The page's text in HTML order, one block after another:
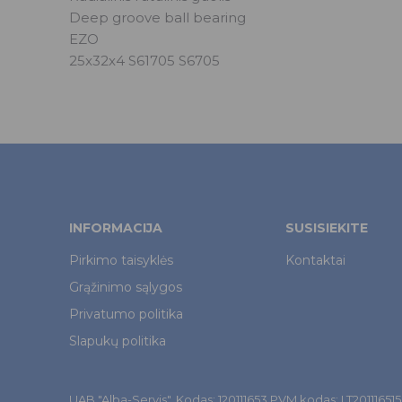
Deep groove ball bearing
EZO
25x32x4 S61705 S6705
INFORMACIJA
Pirkimo taisyklės
Grąžinimo sąlygos
Privatumo politika
Slapukų politika
SUSISIEKITE
Kontaktai